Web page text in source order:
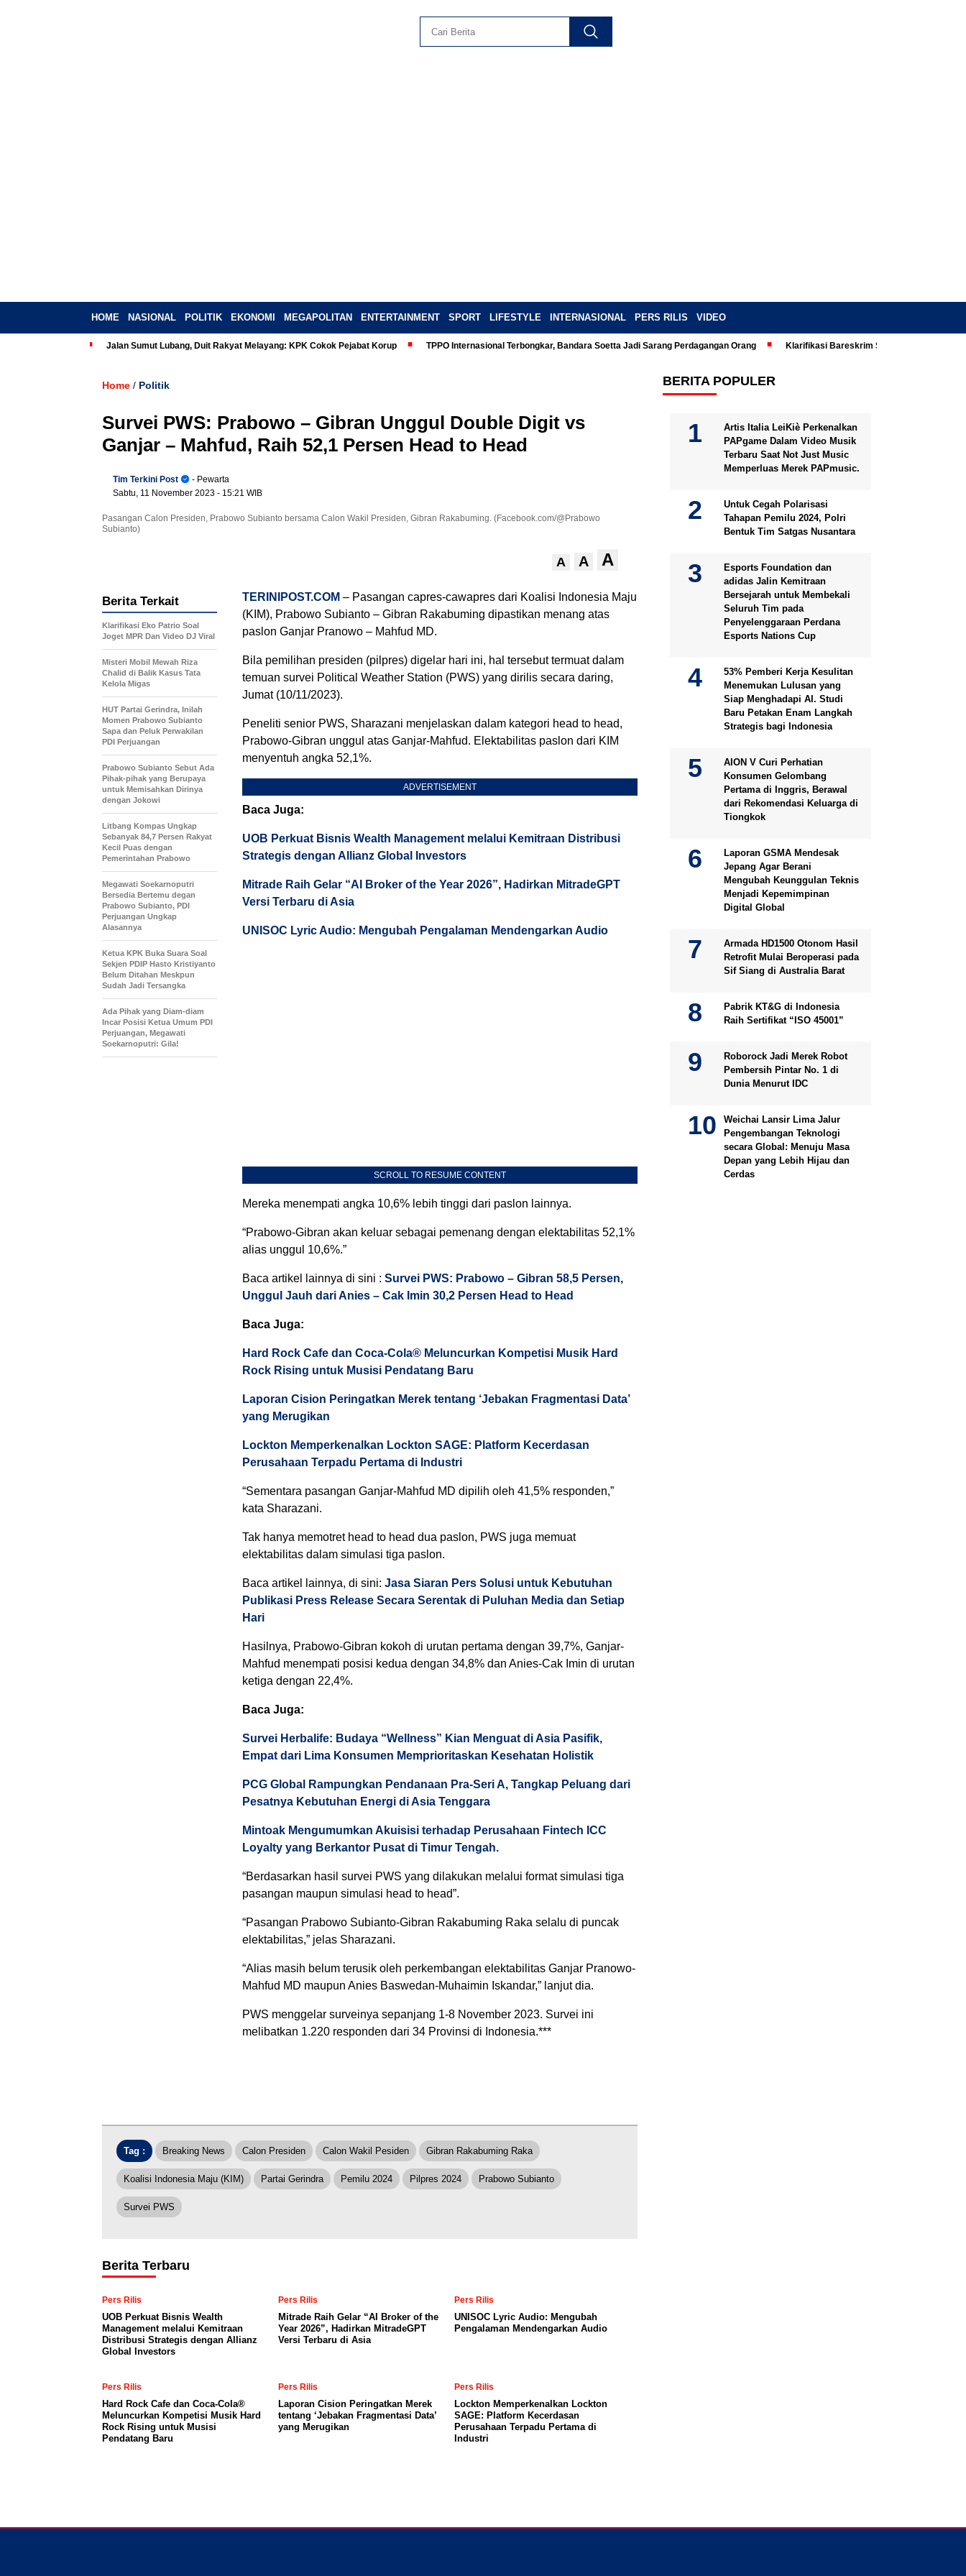
HOME NASIONAL POLITIK EKONOMI MEGAPOLITAN ENTERTAINMENT SPORT LIFESTYLE INTERNASIONAL PERS RILIS VIDEO
Jalan Sumut Lubang, Duit Rakyat Melayang: KPK Cokok Pejabat Korup TPPO Internasional Terbongkar, Bandara Soetta Jadi Sarang Perdagangan Orang Klarifikasi Bareskrim Soal Ijazah Jokowi
Home / Politik
Survei PWS: Prabowo – Gibran Unggul Double Digit vs
Ganjar – Mahfud, Raih 52,1 Persen Head to Head
Tim Terkini Post
- Pewarta
Sabtu, 11 November 2023 - 15:21 WIB
Pasangan Calon Presiden, Prabowo Subianto bersama Calon Wakil Presiden, Gibran Rakabuming. (Facebook.com/@Prabowo
Subianto)
A A A
TERINIPOST.COM – Pasangan capres-cawapres dari Koalisi Indonesia Maju
(KIM), Prabowo Subianto – Gibran Rakabuming dipastikan menang atas
paslon Ganjar Pranowo – Mahfud MD.
Bila pemilihan presiden (pilpres) digelar hari ini, hal tersebut termuat dalam
temuan survei Political Weather Station (PWS) yang dirilis secara daring,
Jumat (10/11/2023).
Peneliti senior PWS, Sharazani menjelaskan dalam kategori head to head,
Prabowo-Gibran unggul atas Ganjar-Mahfud. Elektabilitas paslon dari KIM
menyentuh angka 52,1%.
ADVERTISEMENT
Baca Juga:
UOB Perkuat Bisnis Wealth Management melalui Kemitraan Distribusi
Strategis dengan Allianz Global Investors
Mitrade Raih Gelar “AI Broker of the Year 2026”, Hadirkan MitradeGPT
Versi Terbaru di Asia
UNISOC Lyric Audio: Mengubah Pengalaman Mendengarkan Audio
SCROLL TO RESUME CONTENT
Mereka menempati angka 10,6% lebih tinggi dari paslon lainnya.
“Prabowo-Gibran akan keluar sebagai pemenang dengan elektabilitas 52,1%
alias unggul 10,6%.”
Baca artikel lainnya di sini : Survei PWS: Prabowo – Gibran 58,5 Persen,
Unggul Jauh dari Anies – Cak Imin 30,2 Persen Head to Head
Baca Juga:
Hard Rock Cafe dan Coca-Cola® Meluncurkan Kompetisi Musik Hard
Rock Rising untuk Musisi Pendatang Baru
Laporan Cision Peringatkan Merek tentang ‘Jebakan Fragmentasi Data’
yang Merugikan
Lockton Memperkenalkan Lockton SAGE: Platform Kecerdasan
Perusahaan Terpadu Pertama di Industri
“Sementara pasangan Ganjar-Mahfud MD dipilih oleh 41,5% responden,”
kata Sharazani.
Tak hanya memotret head to head dua paslon, PWS juga memuat
elektabilitas dalam simulasi tiga paslon.
Baca artikel lainnya, di sini: Jasa Siaran Pers Solusi untuk Kebutuhan
Publikasi Press Release Secara Serentak di Puluhan Media dan Setiap
Hari
Hasilnya, Prabowo-Gibran kokoh di urutan pertama dengan 39,7%, Ganjar-
Mahfud menempati posisi kedua dengan 34,8% dan Anies-Cak Imin di urutan
ketiga dengan 22,4%.
Baca Juga:
Survei Herbalife: Budaya “Wellness” Kian Menguat di Asia Pasifik,
Empat dari Lima Konsumen Memprioritaskan Kesehatan Holistik
PCG Global Rampungkan Pendanaan Pra-Seri A, Tangkap Peluang dari
Pesatnya Kebutuhan Energi di Asia Tenggara
Mintoak Mengumumkan Akuisisi terhadap Perusahaan Fintech ICC
Loyalty yang Berkantor Pusat di Timur Tengah.
“Berdasarkan hasil survei PWS yang dilakukan melalui format simulasi tiga
pasangan maupun simulasi head to head”.
“Pasangan Prabowo Subianto-Gibran Rakabuming Raka selalu di puncak
elektabilitas,” jelas Sharazani.
“Alias masih belum terusik oleh perkembangan elektabilitas Ganjar Pranowo-
Mahfud MD maupun Anies Baswedan-Muhaimin Iskandar,” lanjut dia.
PWS menggelar surveinya sepanjang 1-8 November 2023. Survei ini
melibatkan 1.220 responden dari 34 Provinsi di Indonesia.***
Berita Terkait
Klarifikasi Eko Patrio Soal
Joget MPR Dan Video DJ Viral
Misteri Mobil Mewah Riza
Chalid di Balik Kasus Tata
Kelola Migas
HUT Partai Gerindra, Inilah
Momen Prabowo Subianto
Sapa dan Peluk Perwakilan
PDI Perjuangan
Prabowo Subianto Sebut Ada
Pihak-pihak yang Berupaya
untuk Memisahkan Dirinya
dengan Jokowi
Litbang Kompas Ungkap
Sebanyak 84,7 Persen Rakyat
Kecil Puas dengan
Pemerintahan Prabowo
Megawati Soekarnoputri
Bersedia Bertemu degan
Prabowo Subianto, PDI
Perjuangan Ungkap
Alasannya
Ketua KPK Buka Suara Soal
Sekjen PDIP Hasto Kristiyanto
Belum Ditahan Meskpun
Sudah Jadi Tersangka
Ada Pihak yang Diam-diam
Incar Posisi Ketua Umum PDI
Perjuangan, Megawati
Soekarnoputri: Gila!
Tag : Breaking News Calon Presiden Calon Wakil Pesiden Gibran Rakabuming Raka
Koalisi Indonesia Maju (KIM) Partai Gerindra Pemilu 2024 Pilpres 2024 Prabowo Subianto
Survei PWS
Berita Terbaru
Pers Rilis
UOB Perkuat Bisnis Wealth
Management melalui Kemitraan
Distribusi Strategis dengan Allianz
Global Investors
Pers Rilis
Mitrade Raih Gelar “AI Broker of the
Year 2026”, Hadirkan MitradeGPT
Versi Terbaru di Asia
Pers Rilis
UNISOC Lyric Audio: Mengubah
Pengalaman Mendengarkan Audio
Pers Rilis
Hard Rock Cafe dan Coca-Cola®
Meluncurkan Kompetisi Musik Hard
Rock Rising untuk Musisi
Pendatang Baru
Pers Rilis
Laporan Cision Peringatkan Merek
tentang ‘Jebakan Fragmentasi Data’
yang Merugikan
Pers Rilis
Lockton Memperkenalkan Lockton
SAGE: Platform Kecerdasan
Perusahaan Terpadu Pertama di
Industri
BERITA POPULER
Artis Italia LeiKiè Perkenalkan
PAPgame Dalam Video Musik
Terbaru Saat Not Just Music
Memperluas Merek PAPmusic.
Untuk Cegah Polarisasi
Tahapan Pemilu 2024, Polri
Bentuk Tim Satgas Nusantara
Esports Foundation dan
adidas Jalin Kemitraan
Bersejarah untuk Membekali
Seluruh Tim pada
Penyelenggaraan Perdana
Esports Nations Cup
53% Pemberi Kerja Kesulitan
Menemukan Lulusan yang
Siap Menghadapi AI. Studi
Baru Petakan Enam Langkah
Strategis bagi Indonesia
AION V Curi Perhatian
Konsumen Gelombang
Pertama di Inggris, Berawal
dari Rekomendasi Keluarga di
Tiongkok
Laporan GSMA Mendesak
Jepang Agar Berani
Mengubah Keunggulan Teknis
Menjadi Kepemimpinan
Digital Global
Armada HD1500 Otonom Hasil
Retrofit Mulai Beroperasi pada
Sif Siang di Australia Barat
Pabrik KT&G di Indonesia
Raih Sertifikat “ISO 45001”
Roborock Jadi Merek Robot
Pembersih Pintar No. 1 di
Dunia Menurut IDC
Weichai Lansir Lima Jalur
Pengembangan Teknologi
secara Global: Menuju Masa
Depan yang Lebih Hijau dan
Cerdas